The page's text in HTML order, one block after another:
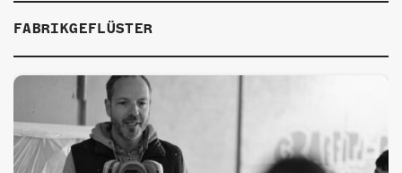
FABRIKGEFLÜSTER